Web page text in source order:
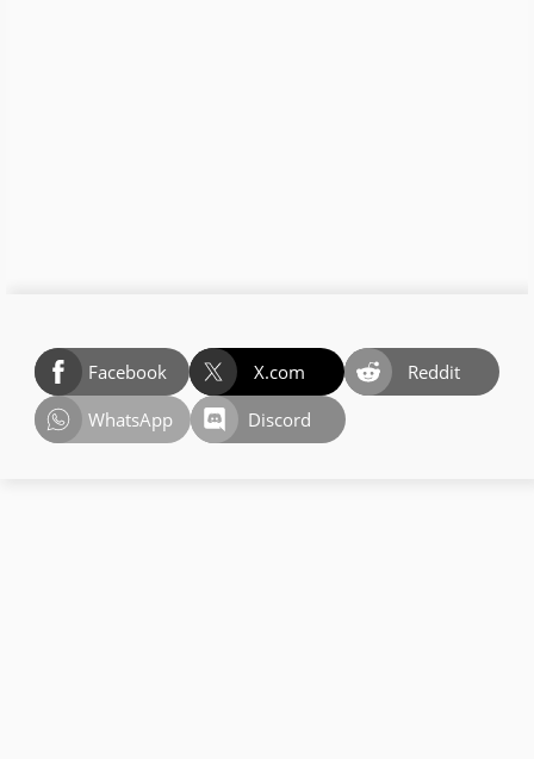
Facebook X.com
Reddit
WhatsApp
Discord